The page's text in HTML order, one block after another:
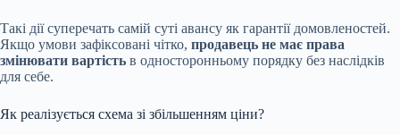
Такі дії суперечать самій суті авансу як гарантії домовленостей.
Якщо умови зафіксовані чітко, продавець не має права
змінювати вартість в односторонньому порядку без наслідків
для себе.
Як реалізується схема зі збільшенням ціни?